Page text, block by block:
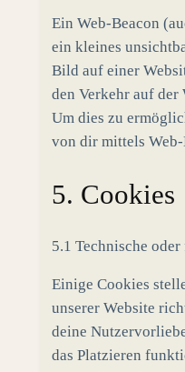
Ein Web-Beacon
ein kleines
Bild auf einer
den Verkehr auf der
Um dies zu
von dir mittels
5. Cookies
5.1 Technische
Einige Cookies
unserer Website
deine
das Platzieren